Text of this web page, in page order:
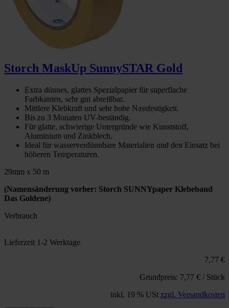
Storch MaskUp SunnySTAR Gold
Extra dünnes, glattes Spezialpapier für superflache
Farbkanten, sehr gut abreißbar.
Mittlere Klebkraft und sehr hohe Nassfestigkeit.
Bis zu 3 Monaten UV-beständig.
Für glatte, schwierige Untergründe wie Kunststoff,
Aluminium und Zinkblech.
Ideal für wasserverdünnbare Materialien und den Einsatz bei
höheren Temperaturen.
29mm x 50 m
(Namensänderung vorher: Storch SUNNYpaper Klebeband
Das Goldene)
Verbrauch
Lieferzeit 1-2 Werktage
7,77 €
Grundpreis: 7,77 € / Stück
inkl. 19 % USt zzgl. Versandkosten